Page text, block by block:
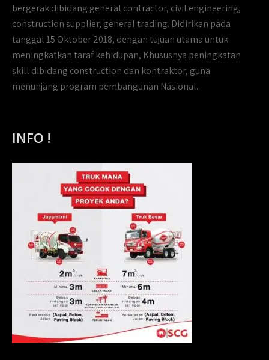
bergerak dibidang general contractor, civil engineering,
construction supplier, general trading. Didirikan pada
tanggal 15 Oktober 2018, dengan tujuan utama untuk
meningkatkan taraf kehidupan, Khususnya peningkatan
skill dibidang construction dan kontraktor, guna
menunjang program pembangunan Nasional.
INFO !